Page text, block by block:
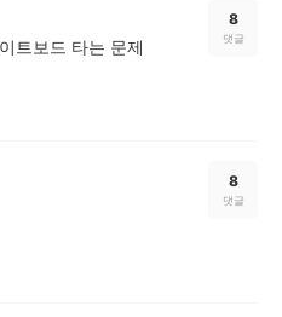
트보드 타는 문제
8
댓글
8
댓글